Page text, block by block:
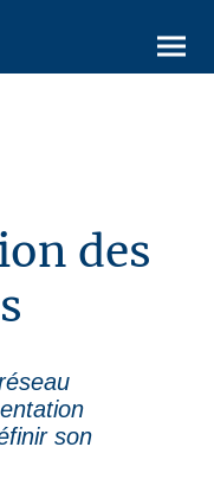
des
son